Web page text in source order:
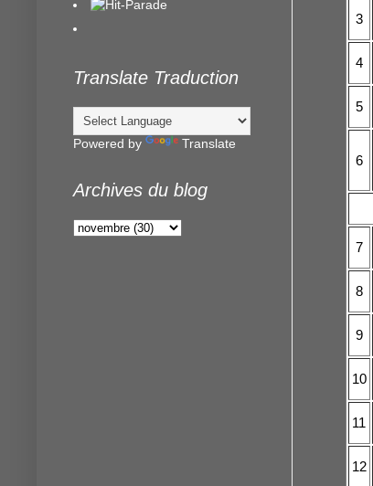
3
4
5
6
7
8
9
10
11
12
Translate Traduction
Powered by Translate
Archives du blog